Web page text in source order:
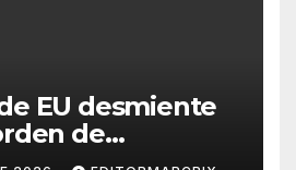
EU desmiente
de
contra Adán